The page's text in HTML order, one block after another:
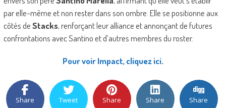
par elle-même et non rester dans son ombre. Elle se positionne aux
côtés deStacks, renforçant leur alliance et annonçant de futures
confrontations avec Santino et d’autres membres du roster.
Pour voir Impact, cliquez ici.
Share Tweet Share Share Share